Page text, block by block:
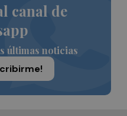
canal de
últimas noticias